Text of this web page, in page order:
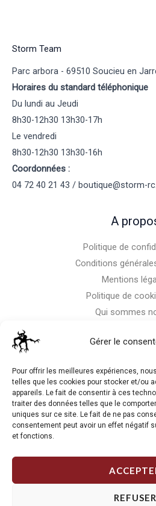
Gérer le
Pour offrir les meilleures expériences,
telles que les cookies pour stocker et/ou
appareils. Le fait de consentir à ces
traiter des données telles que le
uniques sur ce site. Le fait de ne pas
consentement peut avoir un effet négatif
et fonctions.
REFUSER
Storm Team
Parc arbora - 69510 Soucieu en
Horaires du standard téléphonique
Du lundi au Jeudi
8h30-12h30 13h30-17h
Le vendredi
8h30-12h30 13h30-16h
Coordonnées :
04 72 40 21 43 / boutique@storm-
A
Politique de
Conditions
Mentions
Politique de
Qui sommes
La RC n'est pas notre seule
de motos